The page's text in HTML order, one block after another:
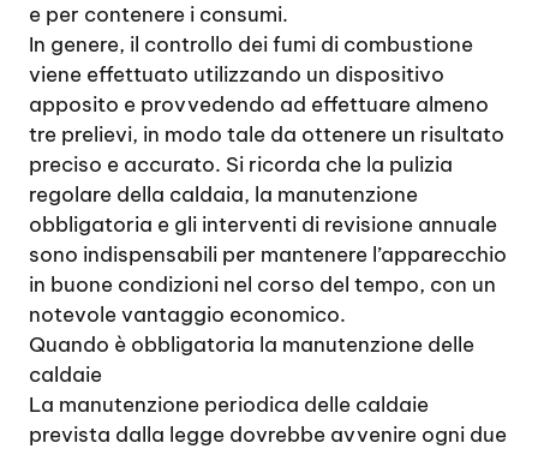
e per contenere i consumi.
In genere, il controllo dei fumi di combustione
viene effettuato utilizzando un dispositivo
apposito e provvedendo ad effettuare almeno
tre prelievi, in modo tale da ottenere un risultato
preciso e accurato. Si ricorda che la pulizia
regolare della caldaia, la manutenzione
obbligatoria e gli interventi di revisione annuale
sono indispensabili per mantenere l’apparecchio
in buone condizioni nel corso del tempo, con un
notevole vantaggio economico.
Quando è obbligatoria la manutenzione delle
caldaie
La manutenzione periodica delle caldaie
prevista dalla legge dovrebbe avvenire ogni due